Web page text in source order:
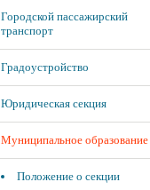
Городской пассажирский
транспорт
Градоустройство
Юридическая секция
Муниципальное образование
Положение о секции